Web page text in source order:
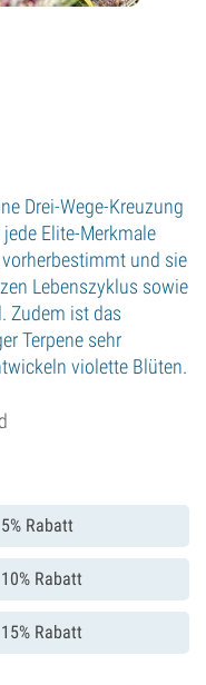
Drei-Wege-Kreuzung
Elite-Merkmale
und sie
Lebenszyklus sowie
Zudem ist das
Terpene sehr
violette Blüten.
5% Rabatt
10% Rabatt
15% Rabatt